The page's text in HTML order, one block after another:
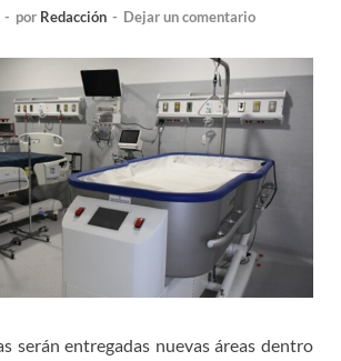
- por Redacción - Dejar un comentario
serán entregadas nuevas áreas dentro